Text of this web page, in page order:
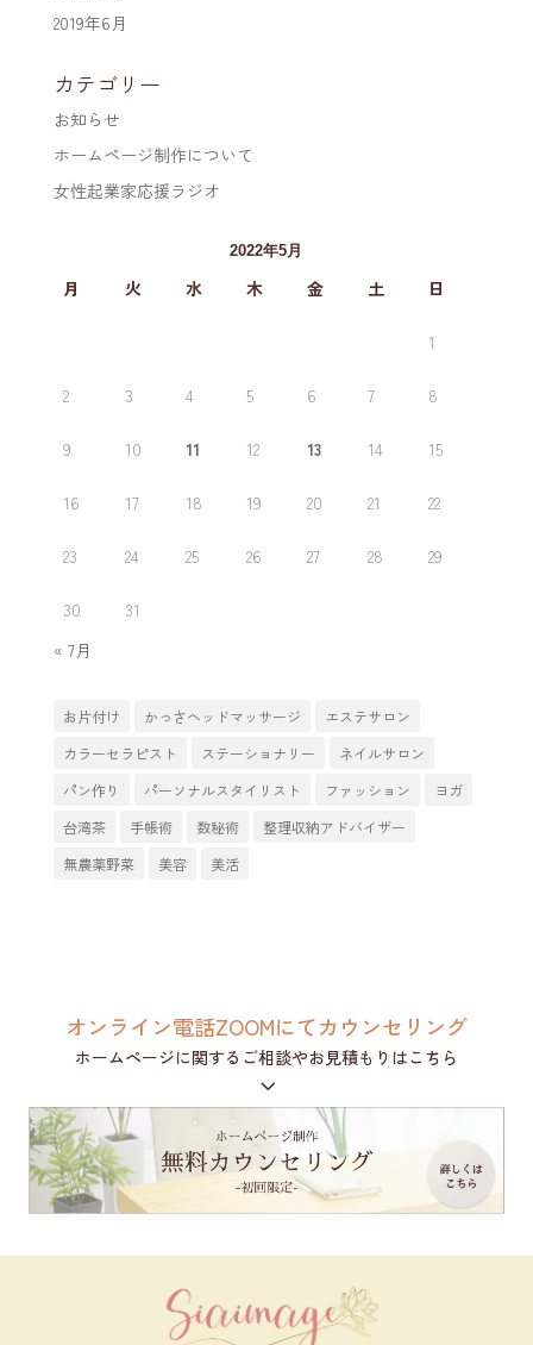
2019年6月
カテゴリー
お知らせ
ホームページ制作について
女性起業家応援ラジオ
2022年5月
月 火 水 木 金 土 日
1
2 3 4 5 6 7 8
9 10 11 12 13 14 15
16 17 18 19 20 21 22
23 24 25 26 27 28 29
30
31
« 7月
お片付け かっさヘッドマッサージ
エステサロン
カラーセラピスト
ステーショナリー
ネイルサロン
パン作り
パーソナルスタイリスト ファッション
ヨガ
台湾茶
手帳術 数秘術
整理収納アドバイザー
無農薬野菜
美容 美活
オンライン電話ZOOMにてカウンセリング
ホームページに関するご相談やお見積もりはこちら
3